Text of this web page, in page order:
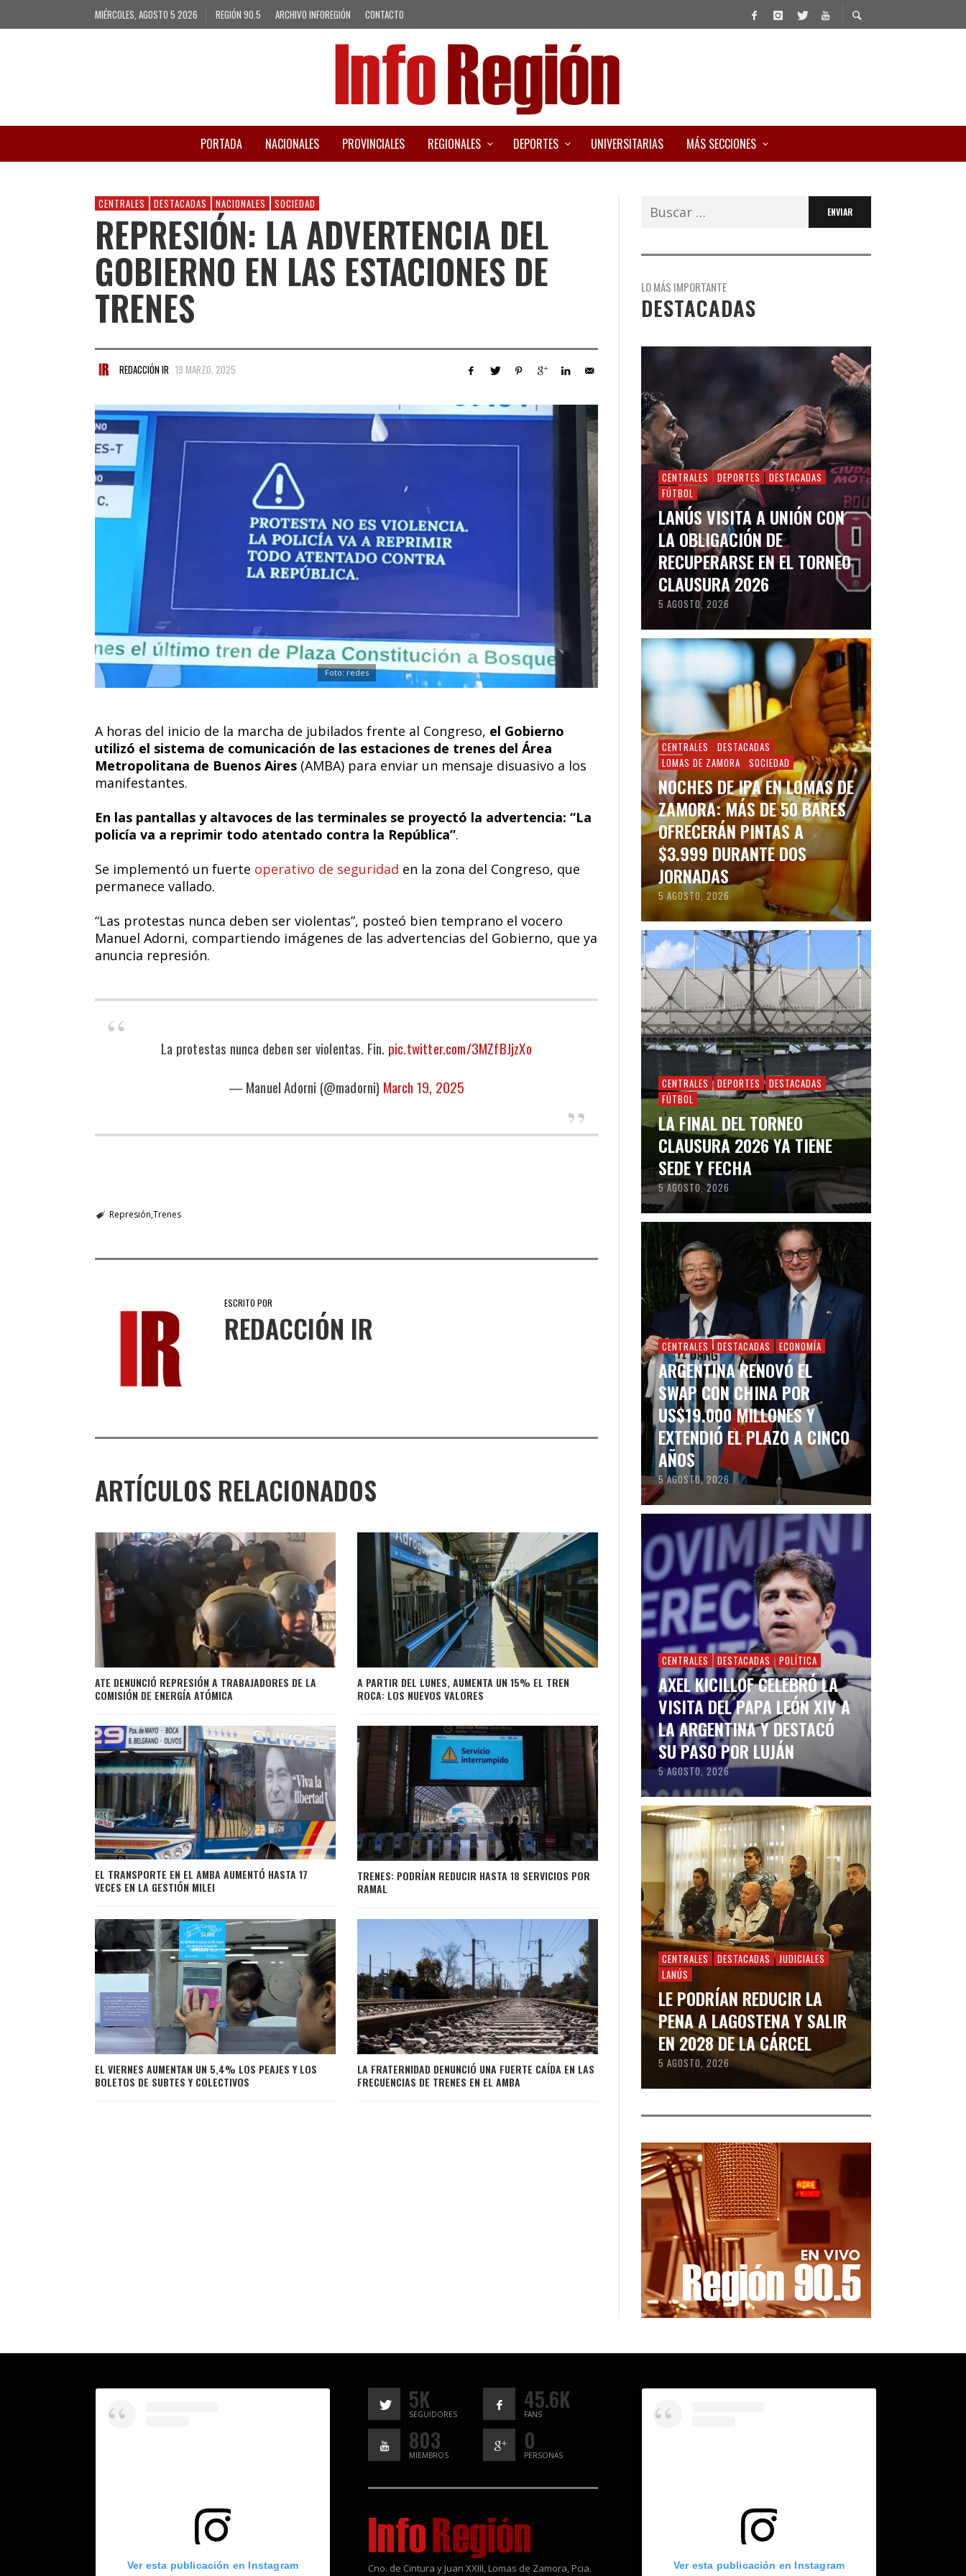
MIÉRCOLES, AGOSTO 5 2026 REGIÓN 90.5 ARCHIVO INFOREGIÓN CONTACTO
PORTADA NACIONALES PROVINCIALES REGIONALES DEPORTES UNIVERSITARIAS MÁS SECCIONES
CENTRALES DESTACADAS NACIONALES SOCIEDAD
REPRESIÓN: LA ADVERTENCIA DEL
GOBIERNO EN LAS ESTACIONES DE
TRENES
REDACCIÓN IR 19 MARZO, 2025
Foto: redes
A horas del inicio de la marcha de jubilados frente al Congreso, el Gobierno
utilizó el sistema de comunicación de las estaciones de trenes del Área
Metropolitana de Buenos Aires (AMBA) para enviar un mensaje disuasivo a los
manifestantes.
En las pantallas y altavoces de las terminales se proyectó la advertencia: “La
policía va a reprimir todo atentado contra la República”.
Se implementó un fuerte operativo de seguridad en la zona del Congreso, que
permanece vallado.
“Las protestas nunca deben ser violentas”, posteó bien temprano el vocero
Manuel Adorni, compartiendo imágenes de las advertencias del Gobierno, que ya
anuncia represión.
La protestas nunca deben ser violentas. Fin. pic.twitter.com/3MZfBJjzXo
— Manuel Adorni (@madorni) March 19, 2025
Represión Trenes
ESCRITO POR
REDACCIÓN IR
ARTÍCULOS RELACIONADOS
ATE DENUNCIÓ REPRESIÓN A TRABAJADORES DE LA
COMISIÓN DE ENERGÍA ATÓMICA
A PARTIR DEL LUNES, AUMENTA UN 15% EL TREN
ROCA: LOS NUEVOS VALORES
EL TRANSPORTE EN EL AMBA AUMENTÓ HASTA 17
VECES EN LA GESTIÓN MILEI
TRENES: PODRÍAN REDUCIR HASTA 18 SERVICIOS POR
RAMAL
EL VIERNES AUMENTAN UN 5,4% LOS PEAJES Y LOS
BOLETOS DE SUBTES Y COLECTIVOS
LA FRATERNIDAD DENUNCIÓ UNA FUERTE CAÍDA EN LAS
FRECUENCIAS DE TRENES EN EL AMBA
Buscar:
LO MÁS IMPORTANTE
DESTACADAS
CENTRALES DEPORTES
DESTACADAS
FÚTBOL
LANÚS VISITA A UNIÓN CON
LA OBLIGACIÓN DE
RECUPERARSE EN EL TORNEO
CLAUSURA 2026
5 AGOSTO, 2026
CENTRALES
DESTACADAS
LOMAS DE ZAMORA
SOCIEDAD
NOCHES DE IPA EN LOMAS DE
ZAMORA: MÁS DE 50 BARES
OFRECERÁN PINTAS A
$3.999 DURANTE DOS
JORNADAS
5 AGOSTO, 2026
CENTRALES DEPORTES
DESTACADAS
FÚTBOL
LA FINAL DEL TORNEO
CLAUSURA 2026 YA TIENE
SEDE Y FECHA
5 AGOSTO, 2026
CENTRALES DESTACADAS ECONOMÍA
ARGENTINA RENOVÓ EL
SWAP CON CHINA POR
US$19.000 MILLONES Y
EXTENDIÓ EL PLAZO A CINCO
AÑOS
5 AGOSTO, 2026
CENTRALES DESTACADAS POLÍTICA
AXEL KICILLOF CELEBRÓ LA
VISITA DEL PAPA LEÓN XIV A
LA ARGENTINA Y DESTACÓ
SU PASO POR LUJÁN
5 AGOSTO, 2026
CENTRALES DESTACADAS
JUDICIALES
LANÚS
LE PODRÍAN REDUCIR LA
PENA A LAGOSTENA Y SALIR
EN 2028 DE LA CÁRCEL
5 AGOSTO, 2026
Ver esta publicación en Instagram
5K
SEGUIDORES
45.6K
FANS
803
MIEMBROS
0
PERSONAS
Cno. de Cintura y Juan XXIII, Lomas de Zamora, Pcia. Ver esta publicación en Instagram